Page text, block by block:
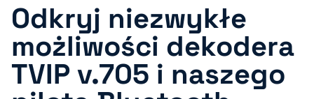
Odkryj niezwykłe
możliwości dekodera
TVIP v.705 i naszego